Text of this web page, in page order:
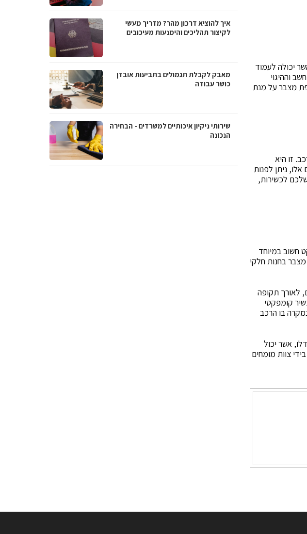
יכולה לעמוד
וההיגוי
מצבר על מנת
זו היא
ניתן לפנות
לכשירות,
חשוב במיוחד
בחנות חלקי
לאורך תקופה
קומפקטי
בו הרכב
אשר יכול
צוות מומחים
איך להוציא דרכון מהר? מדריך מעשי
לקיצור תהליכים והימנעות מעיכובים
מאבק לקבלת תגמולים בתביעות אובדן
כושר עבודה
שירותי ניקיון איכותיים למשרדים - הבחירה
הנכונה